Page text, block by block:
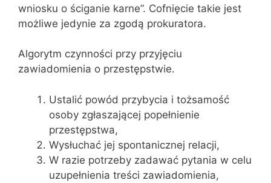
wniosku o ściganie karne”. Cofnięcie takie jest
możliwe jedynie za zgodą prokuratora.
Algorytm czynności przy przyjęciu
zawiadomienia o przestępstwie.
Ustalić powód przybycia i tożsamość
osoby zgłaszającej popełnienie
przestępstwa,
Wysłuchać jej spontanicznej relacji,
W razie potrzeby zadawać pytania w celu
uzupełnienia treści zawiadomienia,